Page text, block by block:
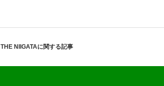
THE NIIGATAに関する記事